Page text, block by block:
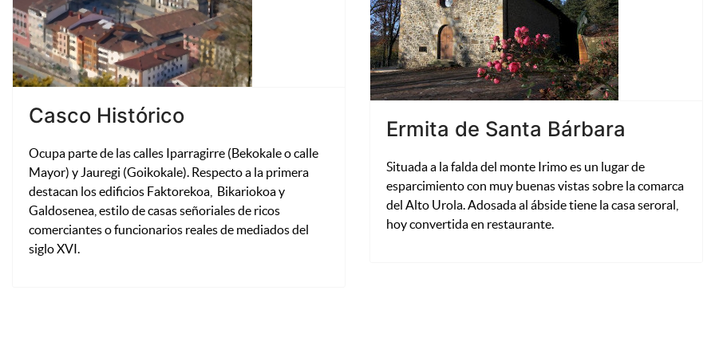
Casco Histórico
Ocupa parte de las calles Iparragirre (Bekokale o calle
Mayor) y Jauregi (Goikokale). Respecto a la primera
destacan los edificios Faktorekoa, Bikariokoa y
Galdosenea, estilo de casas señoriales de ricos
comerciantes o funcionarios reales de mediados del
siglo XVI.
Ermita de Santa Bárbara
Situada a la falda del monte Irimo es un lugar de
esparcimiento con muy buenas vistas sobre la comarca
del Alto Urola. Adosada al ábside tiene la casa seroral,
hoy convertida en restaurante.